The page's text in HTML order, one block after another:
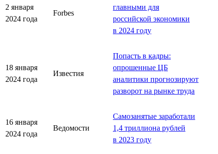
2 января
2024 года
Forbes
главными для
российской экономики
в 2024 году
18 января
2024 года
Известия
Попасть в кадры:
опрошенные ЦБ
аналитики прогнозируют
разворот на рынке труда
16 января
2024 года
Ведомости
Самозанятые заработали
1,4 триллиона рублей
в 2023 году